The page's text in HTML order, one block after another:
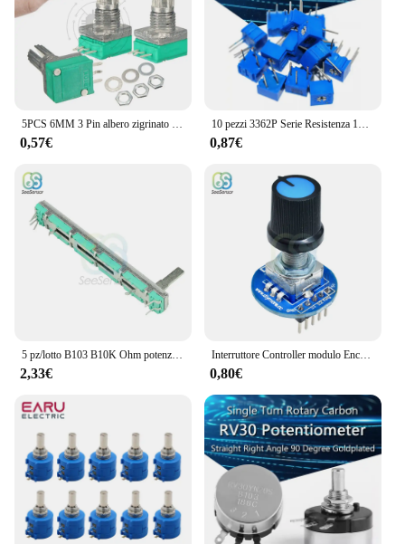
0,57€ 0,87€
2,33€
Interruttore Controller modulo Encoder rotativo per Arduino Brick Sensor Development tappo manopola potenziometro rotante Audio rotondo
0,80€